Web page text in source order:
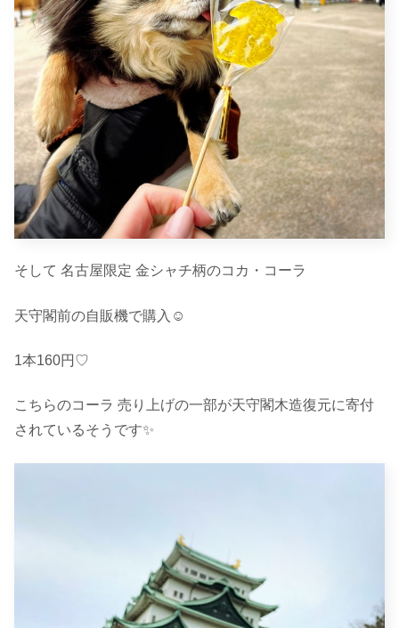
そして 名古屋限定 金シャチ柄のコカ・コーラ
天守閣前の自販機で購入☺︎
1本160円♡
こちらのコーラ 売り上げの一部が天守閣木造復元に寄付
されているそうです✨